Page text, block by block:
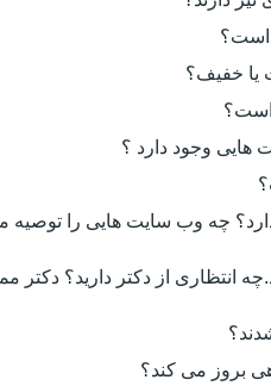
است؟
خفیف؟
است؟
هایی وجود دارد ؟
چه وب سایت هایی را توصیه
انتظاری از دکتر دارید؟
بروز می کند؟